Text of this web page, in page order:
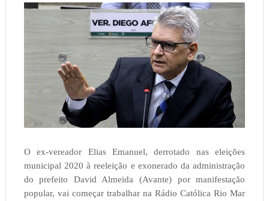
O ex-vereador Elias Emanuel, derrotado nas eleições
municipal 2020 à reeleição e exonerado da administração
do prefeito David Almeida (Avante) por manifestação
popular, vai começar trabalhar na Rádio Católica Rio Mar